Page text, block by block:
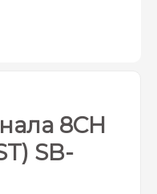
8CH
SB-